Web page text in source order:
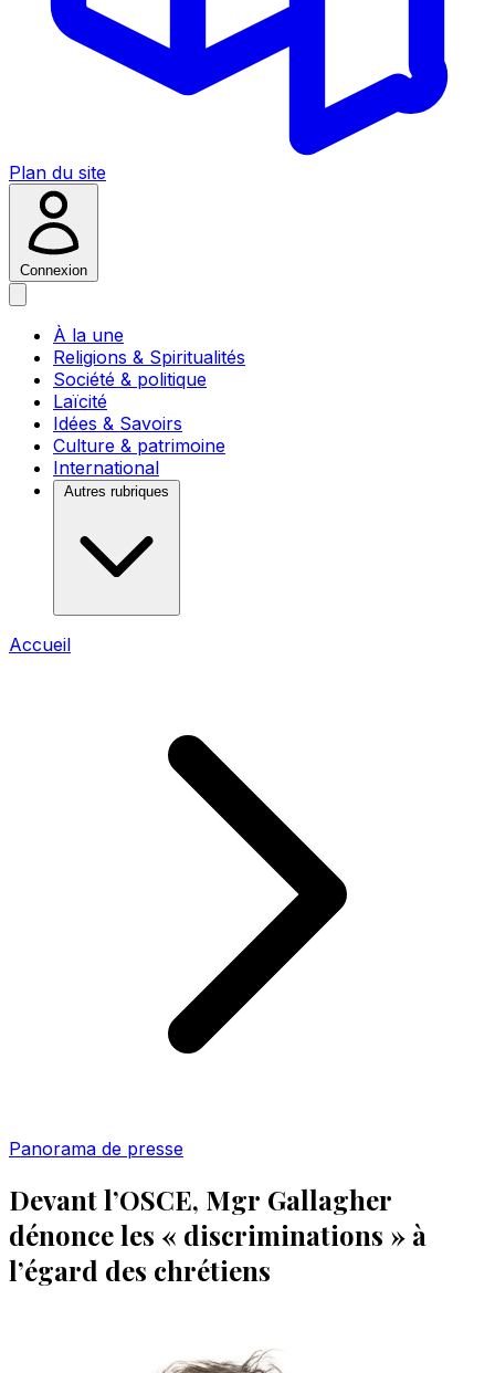
Plan du site
Connexion
À la une
Religions & Spiritualités
Société & politique
Laïcité
Idées & Savoirs
Culture & patrimoine
International
Autres rubriques
Accueil
Panorama de presse
Devant l’OSCE, Mgr Gallagher
dénonce les « discriminations » à
l’égard des chrétiens